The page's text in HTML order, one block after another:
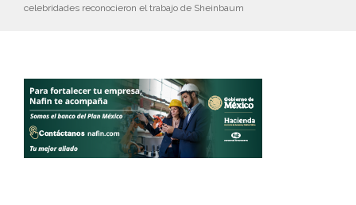
celebridades reconocieron el trabajo de Sheinbaum